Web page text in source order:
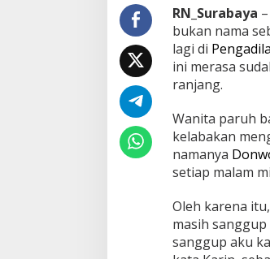
i
R
a
n
j
a
g
S
a
t
p
H
a
RN_Surabaya
bukan nama
lagi di
ini merasa
ranjang.
Wanita paruh
kelabakan
namanya
setiap malam
Oleh karena
masih
sanggup aku